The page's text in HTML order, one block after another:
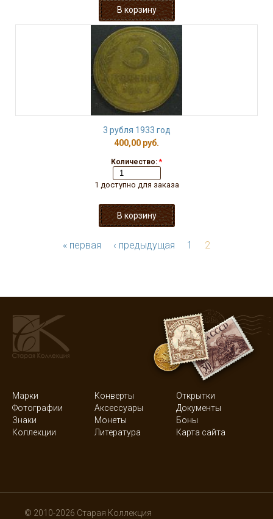
3 рубля 1933 год
400,00 руб.
Количество: *
1 доступно для заказа
« первая ‹ предыдущая 1 2
Марки Конверты
Открытки
Фотографии
Аксессуары
Документы
Знаки
Монеты
Боны
Коллекции
Литература Карта сайта
© 2010-2026 Старая Коллекция